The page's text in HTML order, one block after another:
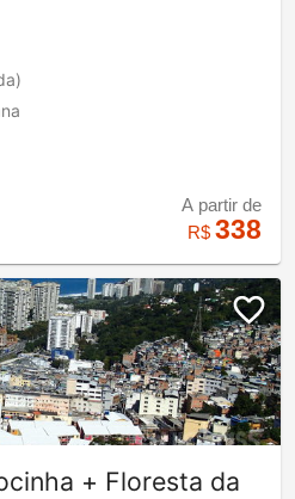
A partir de
R$ 338
+ Floresta da